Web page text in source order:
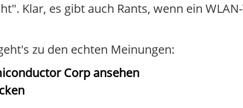
Klar, es gibt auch Rants, wenn ein
zu den echten Meinungen:
Corp ansehen